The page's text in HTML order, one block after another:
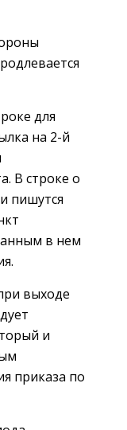
для
на 2-й
В строке о
пишутся
в нем
выходе
и
приказа по